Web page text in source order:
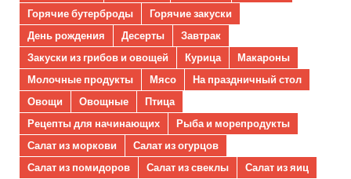
Горячие бутерброды
Горячие закуски
День рождения
Десерты
Завтрак
Закуски из грибов и овощей
Курица
Макароны
Молочные продукты
Мясо
На праздничный стол
Овощи
Овощные
Птица
Рецепты для начинающих
Рыба и морепродукты
Салат из моркови
Салат из огурцов
Салат из помидоров
Салат из свеклы
Салат из яиц